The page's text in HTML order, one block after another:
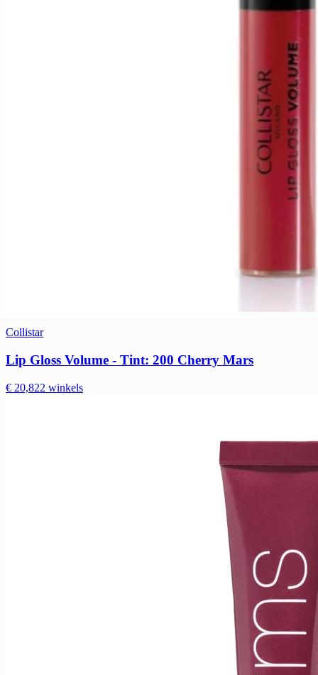
Collistar
Lip Gloss Volume - Tint: 200 Cherry Mars
€ 20,822 winkels